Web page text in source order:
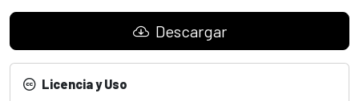
Descargar
Licencia y Uso